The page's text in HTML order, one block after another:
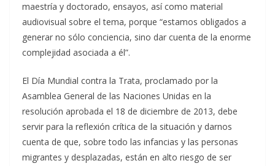
maestría y doctorado, ensayos, así como material
audiovisual sobre el tema, porque “estamos obligados a
generar no sólo conciencia, sino dar cuenta de la enorme
complejidad asociada a él”.
El Día Mundial contra la Trata, proclamado por la
Asamblea General de las Naciones Unidas en la
resolución aprobada el 18 de diciembre de 2013, debe
servir para la reflexión crítica de la situación y darnos
cuenta de que, sobre todo las infancias y las personas
migrantes y desplazadas, están en alto riesgo de ser